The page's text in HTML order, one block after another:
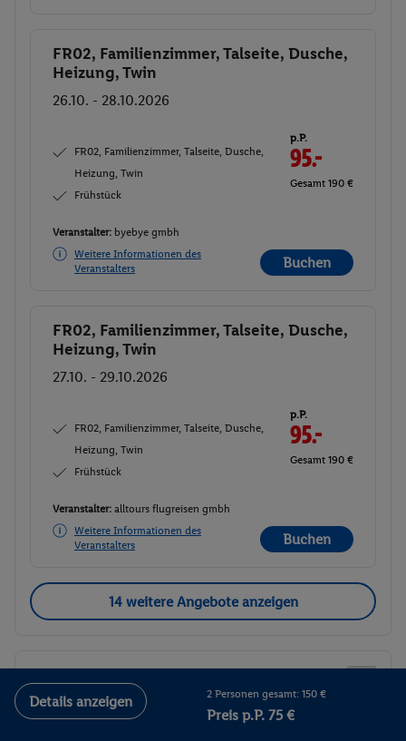
Buchen
FR02, Familienzimmer, Talseite, Dusche,
Heizung, Twin
26.10. - 28.10.2026
FR02, Familienzimmer, Talseite, Dusche,
Heizung, Twin
Frühstück
p.P.
95.-
Gesamt 190 €
Veranstalter: byebye gmbh
Weitere Informationen des
Veranstalters
Buchen
Buchen
FR02, Familienzimmer, Talseite, Dusche,
Heizung, Twin
27.10. - 29.10.2026
FR02, Familienzimmer, Talseite, Dusche,
Heizung, Twin
Frühstück
p.P.
95.-
Gesamt 190 €
Veranstalter: alltours flugreisen gmbh
Weitere Informationen des
Veranstalters
Buchen
14 weitere Angebote anzeigen
Zimmerdetails
Details anzeigen 2 Personen gesamt: 150 €
Preis p.P. 75 €